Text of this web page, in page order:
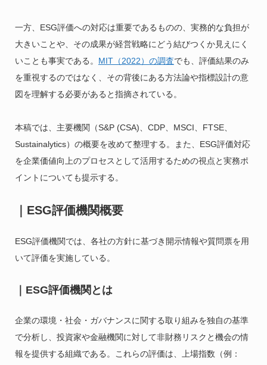
一方、ESG評価への対応は重要であるものの、実務的な負担が
大きいことや、その成果が経営戦略にどう結びつくか見えにく
いことも事実である。 MIT（2022）の調査でも、評価結果のみ
を重視するのではなく、その背後にある方法論や指標設計の意
図を理解する必要があると指摘されている。
本稿では、主要機関（S&P (CSA)、CDP、MSCI、FTSE、
Sustainalytics）の概要を改めて整理する。また、ESG評価対応
を企業価値向上のプロセスとして活用するための視点と実務ポ
イントについても提示する。
｜ESG評価機関概要
ESG評価機関では、各社の方針に基づき開示情報や質問票を用
いて評価を実施している。
｜ESG評価機関とは
企業の環境・社会・ガバナンスに関する取り組みを独自の基準
で分析し、投資家や金融機関に対して非財務リスクと機会の情
報を提供する組織である。これらの評価は、上場指数（例：